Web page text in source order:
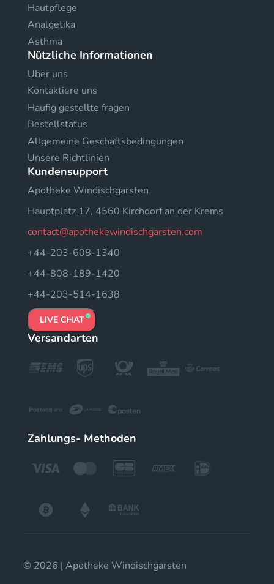
Hautpflege
Analgetika
Asthma
Nützliche Informationen
Uber uns
Kontaktiere uns
Haufig gestellte fragen
Bestellstatus
Allgemeine Geschäftsbedingungen
Unsere Richtlinien
Kundensupport
Apotheke Windischgarsten
Hauptplatz 17, 4560 Kirchdorf an der Krems
contact@apothekewindischgarsten.com
+44-203-608-1340
+44-808-189-1420
+44-203-514-1638
LIVE CHAT
Versandarten
Zahlungs- Methoden
© 2026 | Apotheke Windischgarsten